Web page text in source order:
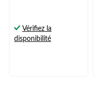
Vérifiez la
disponibilité